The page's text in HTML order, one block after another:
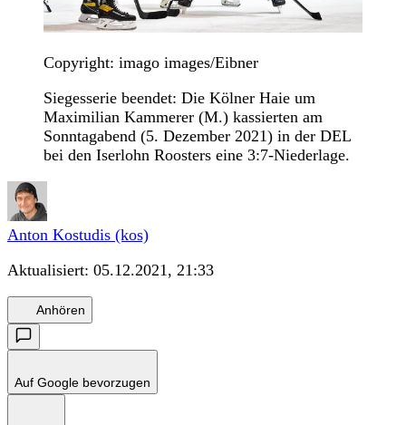
Copyright: imago images/Eibner
Siegesserie beendet: Die Kölner Haie um
Maximilian Kammerer (M.) kassierten am
Sonntagabend (5. Dezember 2021) in der DEL
bei den Iserlohn Roosters eine 3:7-Niederlage.
Anton Kostudis (kos)
Aktualisiert: 05.12.2021, 21:33
Anhören
Auf Google bevorzugen